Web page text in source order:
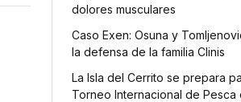
dolores musculares
Caso Exen: Osuna y
la defensa de la familia Clinis
La Isla del Cerrito se prepara
Torneo Internacional de Pesca